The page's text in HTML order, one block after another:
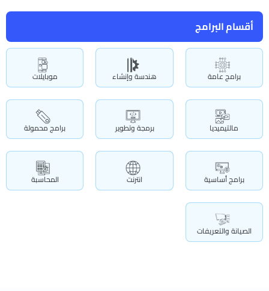
أقسام البرامج
برامج عامة هندسة وإنشاء موبايلات
مالتيميديا برمجة وتطوير برامج محمولة
برامج أساسية انترنت المحاسبة
الصيانة والتعريفات